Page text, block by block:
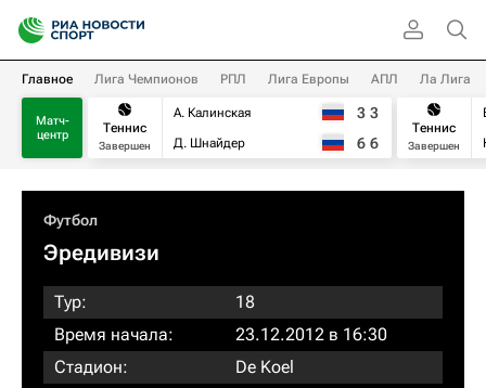
Главное Лига Чемпионов РПЛ Лига Европы АПЛ Ла Лига
Матч-
центр
Теннис
Завершен
А. Калинская
Д. Шнайдер
3 3
6 6
Теннис
Завершен
Футбол
Эредивизи
Тур:
18
Время начала:
23.12.2012 в 16:30
Стадион:
De Koel